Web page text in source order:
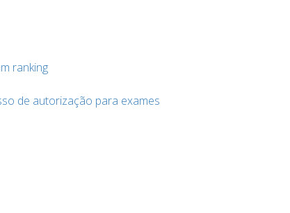
ranking
de autorização para exames